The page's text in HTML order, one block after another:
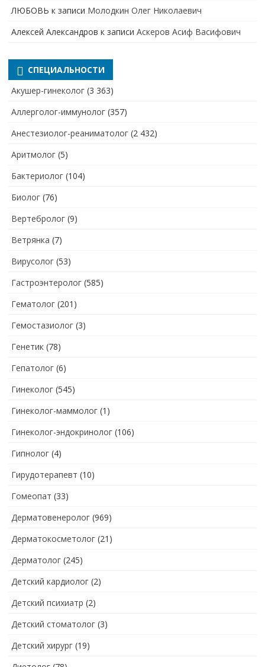
ЛЮБОВЬ к записи Молодкин Олег Николаевич
Алексей Александров к записи Аскеров Асиф Васифович
СПЕЦИАЛЬНОСТИ
Акушер-гинеколог (3 363)
Аллерголог-иммунолог (357)
Анестезиолог-реаниматолог (2 432)
Аритмолог (5)
Бактериолог (104)
Биолог (76)
Вертебролог (9)
Ветрянка (7)
Вирусолог (53)
Гастроэнтеролог (585)
Гематолог (201)
Гемостазиолог (3)
Генетик (78)
Гепатолог (6)
Гинеколог (545)
Гинеколог-маммолог (1)
Гинеколог-эндокринолог (106)
Гипнолог (4)
Гирудотерапевт (10)
Гомеопат (33)
Дерматовенеролог (969)
Дерматокосметолог (21)
Дерматолог (245)
Детский кардиолог (2)
Детский психиатр (2)
Детский стоматолог (3)
Детский хирург (19)